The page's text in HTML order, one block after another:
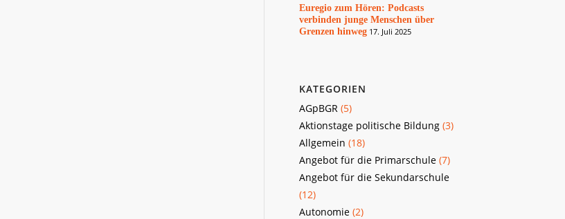
Euregio zum Hören: Podcasts
verbinden junge Menschen über
Grenzen hinweg 17. Juli 2025
KATEGORIEN
AGpBGR(5)
Aktionstage politische Bildung(3)
Allgemein (18)
Angebot für die Primarschule(7)
Angebot für die Sekundarschule
(12)
Autonomie(2)